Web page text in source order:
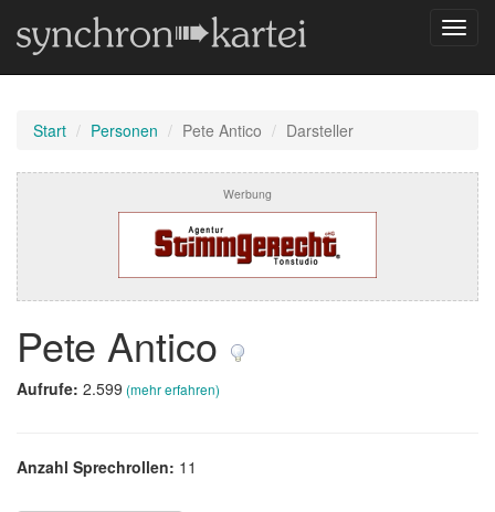
Start Personen Pete Antico Darsteller
Werbung
Pete Antico
Aufrufe: 2.599 (mehr erfahren)
Anzahl Sprechrollen: 11